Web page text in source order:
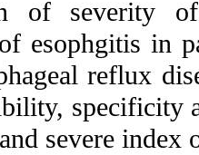
of severity
esophgitis in
reflux
specificity
severe index